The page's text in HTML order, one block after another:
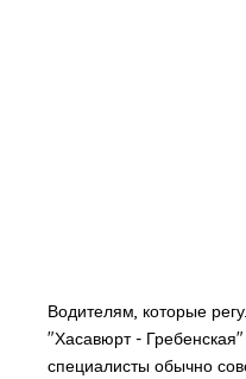
Водителям, которые
"Хасавюрт -
специалисты обычно